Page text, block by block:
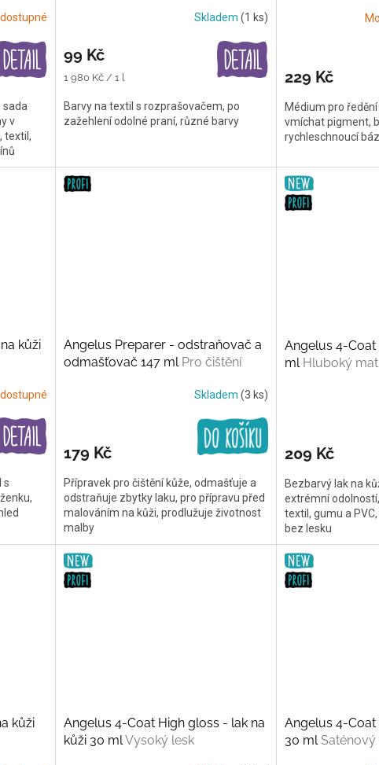
sada
v
textil,
Skladem (1 ks)
99 Kč
Měrná
1 980 Kč / 1 l
Barvy na textil s rozprašovačem, po
zažehlení odolné praní, různé barvy
229 Kč
Médium pro
vmíchat pigment,
rychleschnoucí
kůži
s
Angelus Preparer - odstraňovač a
odmašťovač 147 ml Pro čištění
Skladem (3 ks)
179 Kč
Přípravek pro čištění kůže, odmašťuje a
odstraňuje zbytky laku, pro přípravu před
malováním na kůži, prodlužuje životnost
malby
Angelus 4-Coat
ml Hluboký
209 Kč
Bezbarvý lak na
extrémní
textil, gumu a
bez lesku
kůži
Angelus 4-Coat High gloss - lak na
kůži 30 ml Vysoký lesk
Angelus 4-Coat
30 mlSaténový